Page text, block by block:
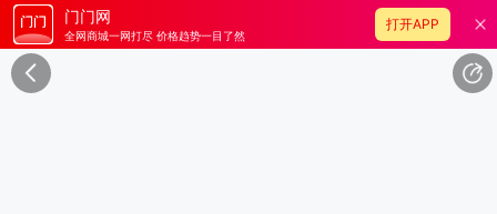
门门网
全网商城一网打尽 价格趋势一目了然
打开APP